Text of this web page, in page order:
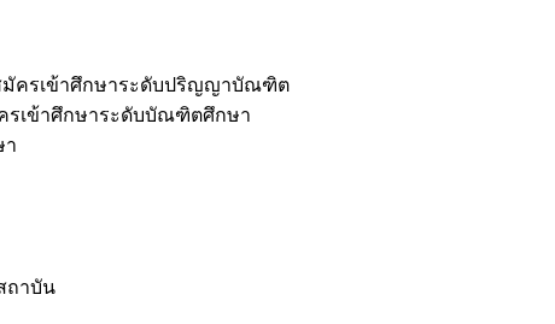
มัครเข้าศึกษาระดับปริญญาบัณฑิต
รเข้าศึกษาระดับบัณฑิตศึกษา
า
ถาบัน